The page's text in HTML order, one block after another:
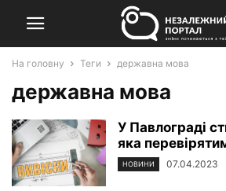
На головну Теги державна мова
державна мова
У Павлограді
яка
НОВИНИ 07.04.2023